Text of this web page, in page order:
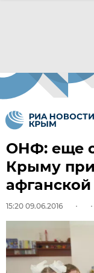
ОНФ: еще
Крыму
15:20 09.06.2016